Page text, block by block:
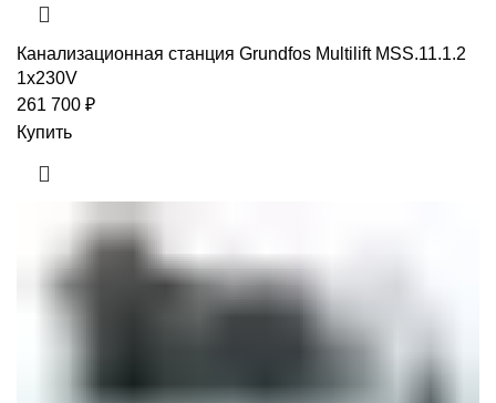
Канализационная станция Grundfos Multilift MSS.11.1.2
1x230V
261 700 ₽
Купить